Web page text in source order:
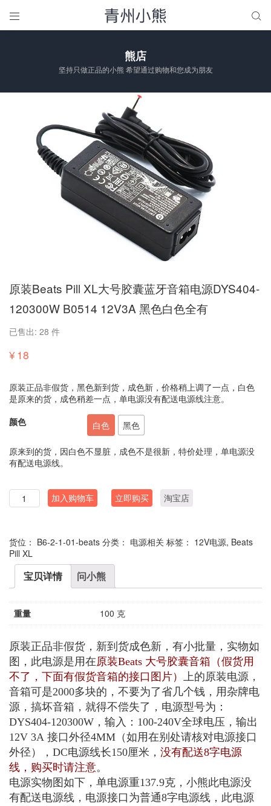
 
熊店
坚持只做正品的小熊 希望通过购物和您成为朋友
原装Beats Pill XL大号胶囊蓝牙音箱电源DYS404-
120300W B0514 12V3A 黑色白色全有
已售出: 28 件
¥18
原装正品非假货，黑色新到货，成色新，价格稍上调了一点，白色
是原来的货，成色稍差一点，单电源没有配送电源线注意。
颜色
白色 黑色
原来到的货，因白色不显脏，成色不是很新，特价处理，单电源没
有配送电源线。
数
量
加入购物车 立即购买 淘宝店
货位： B6-2-1-01-beats 分类： 电源相关 标签： 12V电源, Beats
Pill XL
宝贝详情 问小熊
重量 100 克
原装正品非假货，新到货成色新，有小批量，实物如
图，此电源是用在原装Beats 大号胶囊音箱（假货用
不了，下面有假货音箱的接口图片） 上的原装电源，
音箱可是2000多块的，不要为了省几个钱，用杂牌电
源，搞坏音箱，就得不偿失了，电源型号为：
DYS404-120300W，输入：100-240V全球电压，输出
12V 3A 接口外径4MM（如用在别处请核对电源接口
外径），DC电源线长150厘米， 没有配送8字电源
线，购买时请注意。
电源实物图如下，单电源重137.9克，小熊此电源没
有配送电源线，电源接口为普通8字电源线，此电源